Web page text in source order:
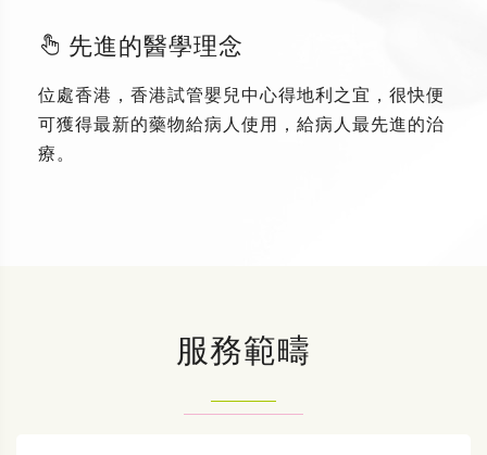
先進的醫學理念
位處香港，香港試管嬰兒中心得地利之宜，很快便
可獲得最新的藥物給病人使用，給病人最先進的治
療。
服務範疇